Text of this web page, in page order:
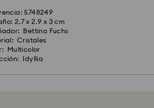
5748249
2.7 x 2.9 x 3 cm
Bettina Fuchs
Cristales
Multicolor
Idyllia